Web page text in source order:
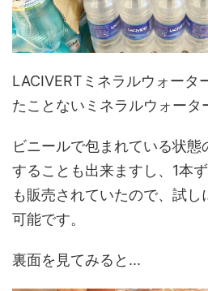
LACIVERTミネラルウォータ
たことないミネラルウォータ
ビニールで包まれている状態
することも出来ますし、1本
も販売されていたので、試し
可能です。
裏面を見てみると...